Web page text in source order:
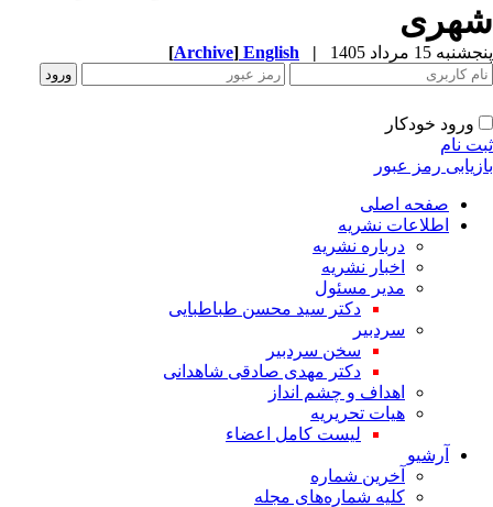
15 مرداد 1405 |
English
[Archive]
ورود خودکار
نام
رمز عبور
صفحه اصلی
اطلاعات نشریه
درباره نشریه
اخبار نشریه
مدیر مسئول
دکتر سید محسن طباطبایی
سردبیر
سخن سردبیر
دکتر مهدی صادقی شاهدانی
اهداف و چشم انداز
هیات تحریریه
لیست کامل اعضاء
آرشیو
آخرین شماره
کلیه شماره‌های مجله